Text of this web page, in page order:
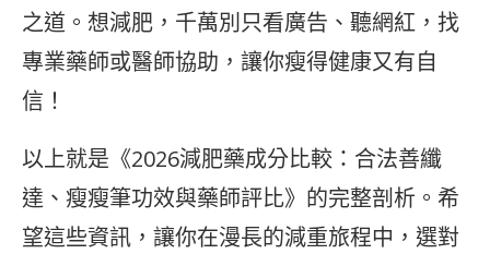
之道。想減肥，千萬別只看廣告、聽網紅，找
專業藥師或醫師協助，讓你瘦得健康又有自
信！
以上就是《2026減肥藥成分比較：合法善纖
達、瘦瘦筆功效與藥師評比》的完整剖析。希
望這些資訊，讓你在漫長的減重旅程中，選對